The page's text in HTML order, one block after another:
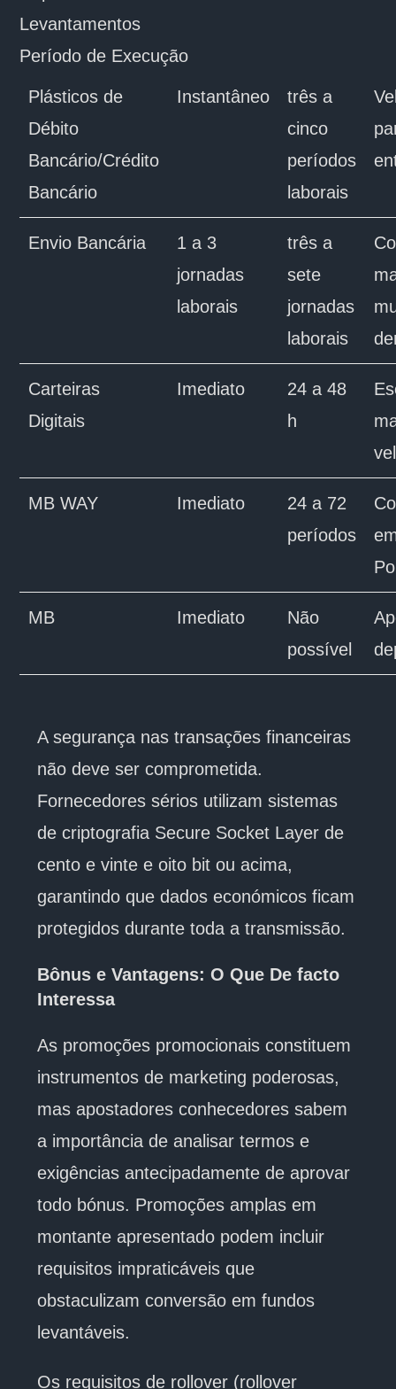
Levantamentos
Período de Execução
Plásticos de
Débito
Bancário/Crédito
Bancário
Instantâneo
três a
cinco
períodos
laborais
Envio Bancária
1 a 3
jornadas
laborais
três a
sete
jornadas
laborais
Carteiras
Digitais
Imediato
24 a 48
h
MB WAY Imediato
24 a 72
períodos
MB Imediato
Não
possível
A segurança nas transações financeiras
não deve ser comprometida.
Fornecedores sérios utilizam sistemas
de criptografia Secure Socket Layer de
cento e vinte e oito bit ou acima,
garantindo que dados económicos ficam
protegidos durante toda a transmissão.
Bônus e Vantagens: O Que De facto
Interessa
As promoções promocionais constituem
instrumentos de marketing poderosas,
mas apostadores conhecedores sabem
a importância de analisar termos e
exigências antecipadamente de aprovar
todo bónus. Promoções amplas em
montante apresentado podem incluir
requisitos impraticáveis que
obstaculizam conversão em fundos
levantáveis.
Os requisitos de rollover (rollover